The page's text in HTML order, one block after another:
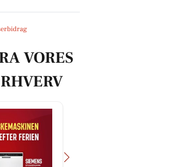
VORES